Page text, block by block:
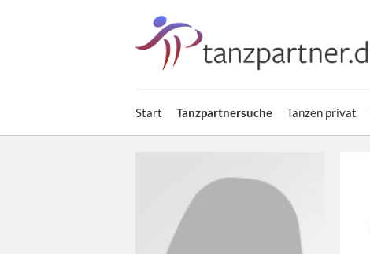
Start Tanzpartnersuche Tanzen privat